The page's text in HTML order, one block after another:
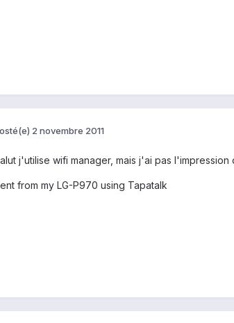
2 novembre 2011
j'utilise wifi manager, mais j'ai pas
from my LG-P970 using Tapatalk